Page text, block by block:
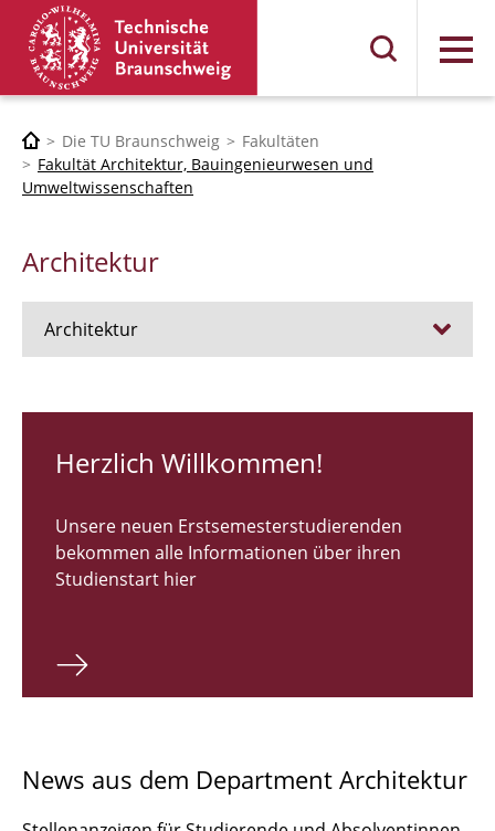
Menü
Die TU Braunschweig
Fakultäten
Fakultät Architektur, Bauingenieurwesen und
Umweltwissenschaften
Architektur
Architektur
RUNDGANG 26
Bachelor Architektur
Master Architektur
Qualifikationsprofil
Herzlich Willkommen!
Unsere neuen Erstsemesterstudierenden
bekommen alle Informationen über ihren
Studienstart hier
News aus dem Department Architektur